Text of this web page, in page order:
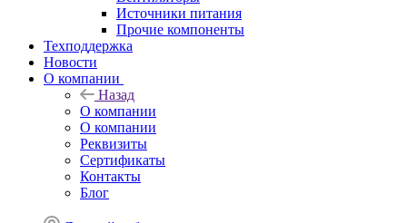
Источники питания
Прочие компоненты
Техподдержка
Новости
О компании
Назад
О компании
О компании
Реквизиты
Сертификаты
Контакты
Блог